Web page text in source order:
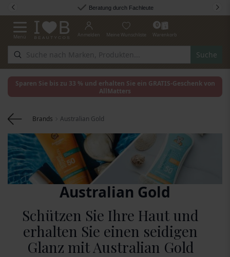
Zum Inhalt springen Beratung durch Fachleute
Navigation umschalten
Menü
Suche
Anmelden Meine Wunschliste
0
Warenkorb
Sparen Sie bis zu 33 % und erhalten Sie ein GRATIS-Geschenk von
AllMatters
Brands Australian Gold
Australian Gold
Schützen Sie Ihre Haut und
erhalten Sie einen seidigen
Glanz mit Australian Gold